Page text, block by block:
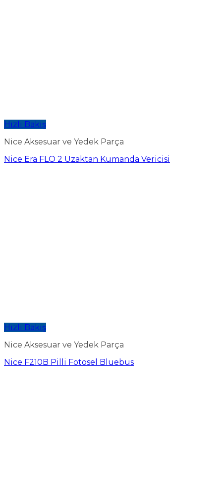
Hızlı Bakış
Nice Aksesuar ve Yedek Parça
Nice Era FLO 2 Uzaktan Kumanda Vericisi
Hızlı Bakış
Nice Aksesuar ve Yedek Parça
Nice F210B Pilli Fotosel Bluebus